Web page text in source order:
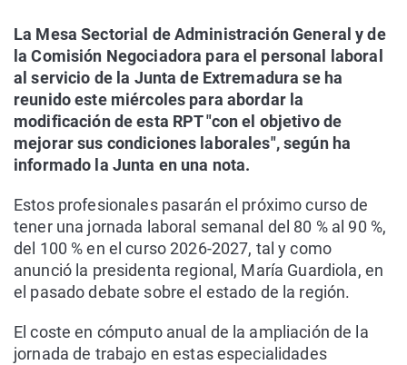
La Mesa Sectorial de Administración General y de
la Comisión Negociadora para el personal laboral
al servicio de la Junta de Extremadura se ha
reunido este miércoles para abordar la
modificación de esta RPT "con el objetivo de
mejorar sus condiciones laborales", según ha
informado la Junta en una nota.
Estos profesionales pasarán el próximo curso de
tener una jornada laboral semanal del 80 % al 90 %,
del 100 % en el curso 2026-2027, tal y como
anunció la presidenta regional, María Guardiola, en
el pasado debate sobre el estado de la región.
El coste en cómputo anual de la ampliación de la
jornada de trabajo en estas especialidades